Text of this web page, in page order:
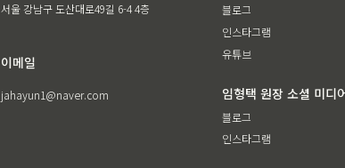
서울 강남구 도산대로49길 6-4 4층
이메일
jahayun1@naver.com
블로그
인스타그램
유튜브
임형택 원장 소셜 미디
블로그
인스타그램